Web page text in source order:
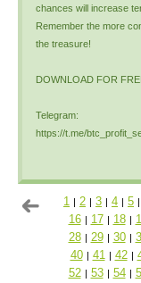
chances will increase
Remember the more
the treasure!
DOWNLOAD FOR
Telegram:
https://t.me/
1 | 2 | 3 | 4 | 5 |
16 | 17 | 18 |
28 | 29 | 30 |
40 | 41 | 42 |
52 | 53 | 54 |